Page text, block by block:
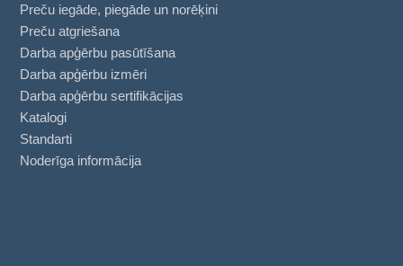
Preču iegāde, piegāde un norēķini
Preču atgriešana
Darba apģērbu pasūtīšana
Darba apģērbu izmēri
Darba apģērbu sertifikācijas
Katalogi
Standarti
Noderīga informācija